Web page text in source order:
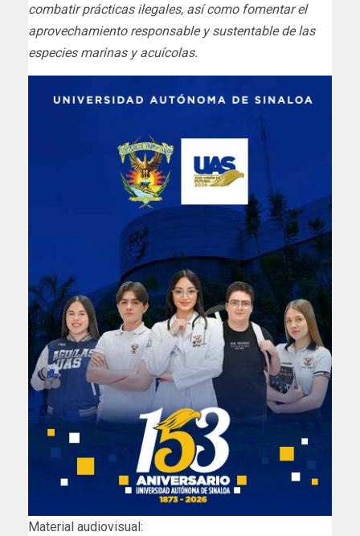
combatir prácticas ilegales, así como fomentar el
aprovechamiento responsable y sustentable de las
especies marinas y acuícolas.
Material audiovisual: